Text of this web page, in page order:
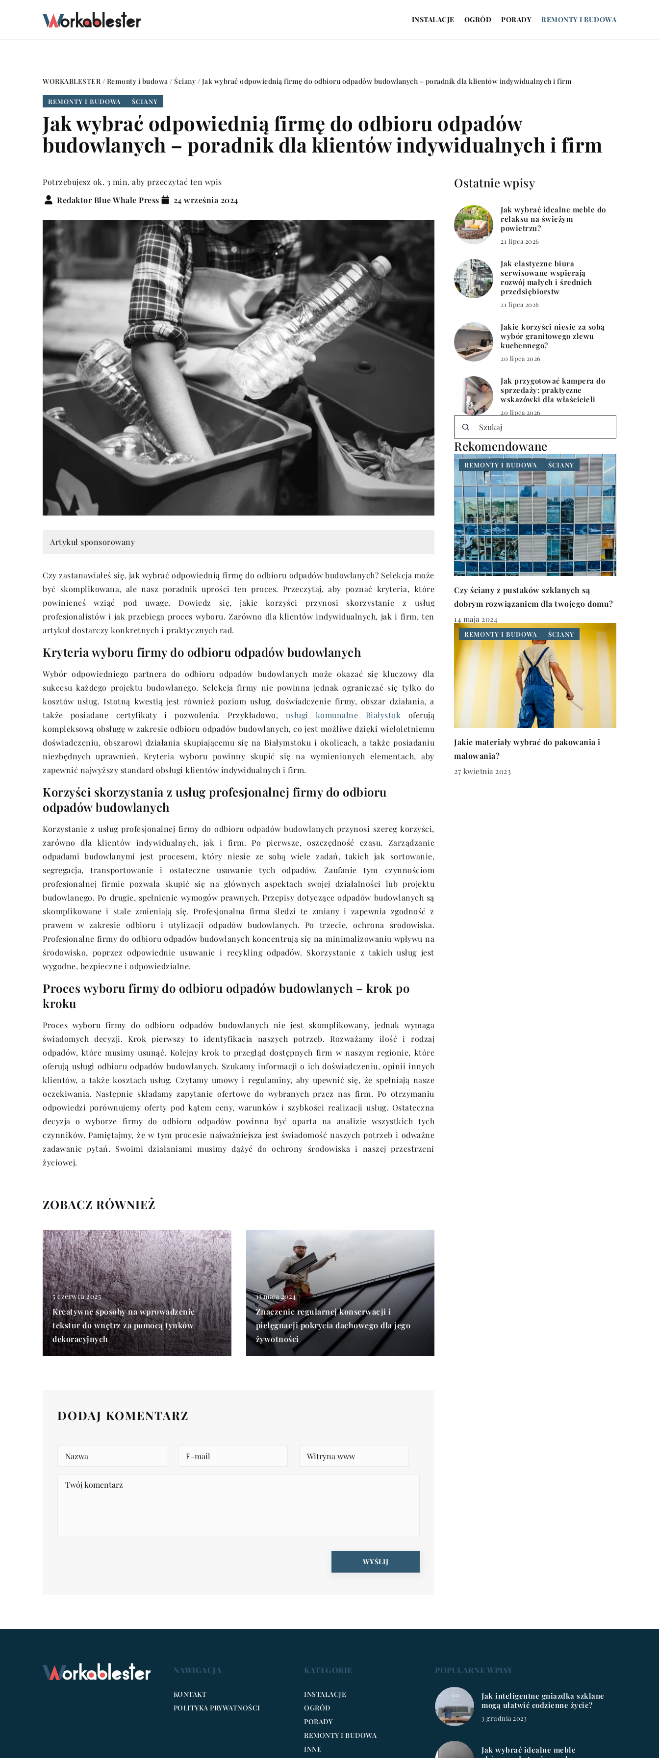
INSTALACJE OGRÓD PORADY REMONTY I BUDOWA
WORKABLESTER/ Remonty i budowa / Ściany / Jak wybrać odpowiednią firmę do odbioru odpadów budowlanych – poradnik dla klientów indywidualnych i firm
REMONTY I BUDOWA ŚCIANY
Jak wybrać odpowiednią firmę do odbioru odpadów
budowlanych – poradnik dla klientów indywidualnych i firm
Potrzebujesz ok. 3 min. aby przeczytać ten wpis
Redaktor Blue Whale Press
24 września 2024
Artykuł sponsorowany
Czy zastanawiałeś się, jak wybrać odpowiednią firmę do odbioru odpadów budowlanych? Selekcja może
być skomplikowana, ale nasz poradnik uprości ten proces. Przeczytaj, aby poznać kryteria, które
powinieneś wziąć pod uwagę. Dowiedz się, jakie korzyści przynosi skorzystanie z usług
profesjonalistów i jak przebiega proces wyboru. Zarówno dla klientów indywidualnych, jak i firm, ten
artykuł dostarczy konkretnych i praktycznych rad.
Kryteria wyboru firmy do odbioru odpadów budowlanych
Wybór odpowiedniego partnera do odbioru odpadów budowlanych może okazać się kluczowy dla
sukcesu każdego projektu budowlanego. Selekcja firmy nie powinna jednak ograniczać się tylko do
kosztów usług. Istotną kwestią jest również poziom usług, doświadczenie firmy, obszar działania, a
także posiadane certyfikaty i pozwolenia. Przykładowo, usługi komunalne Białystok oferują
kompleksową obsługę w zakresie odbioru odpadów budowlanych, co jest możliwe dzięki wieloletniemu
doświadczeniu, obszarowi działania skupiającemu się na Białymstoku i okolicach, a także posiadaniu
niezbędnych uprawnień. Kryteria wyboru powinny skupić się na wymienionych elementach, aby
zapewnić najwyższy standard obsługi klientów indywidualnych i firm.
Korzyści skorzystania z usług profesjonalnej firmy do odbioru
odpadów budowlanych
Korzystanie z usług profesjonalnej firmy do odbioru odpadów budowlanych przynosi szereg korzyści,
zarówno dla klientów indywidualnych, jak i firm. Po pierwsze, oszczędność czasu. Zarządzanie
odpadami budowlanymi jest procesem, który niesie ze sobą wiele zadań, takich jak sortowanie,
segregacja, transportowanie i ostateczne usuwanie tych odpadów. Zaufanie tym czynnościom
profesjonalnej firmie pozwala skupić się na głównych aspektach swojej działalności lub projektu
budowlanego. Po drugie, spełnienie wymogów prawnych. Przepisy dotyczące odpadów budowlanych są
skomplikowane i stale zmieniają się. Profesjonalna firma śledzi te zmiany i zapewnia zgodność z
prawem w zakresie odbioru i utylizacji odpadów budowlanych. Po trzecie, ochrona środowiska.
Profesjonalne firmy do odbioru odpadów budowlanych koncentrują się na minimalizowaniu wpływu na
środowisko, poprzez odpowiednie usuwanie i recykling odpadów. Skorzystanie z takich usług jest
wygodne, bezpieczne i odpowiedzialne.
Proces wyboru firmy do odbioru odpadów budowlanych – krok po
kroku
Proces wyboru firmy do odbioru odpadów budowlanych nie jest skomplikowany, jednak wymaga
świadomych decyzji. Krok pierwszy to identyfikacja naszych potrzeb. Rozważamy ilość i rodzaj
odpadów, które musimy usunąć. Kolejny krok to przegląd dostępnych firm w naszym regionie, które
oferują usługi odbioru odpadów budowlanych. Szukamy informacji o ich doświadczeniu, opinii innych
klientów, a także kosztach usług. Czytamy umowy i regulaminy, aby upewnić się, że spełniają nasze
oczekiwania. Następnie składamy zapytanie ofertowe do wybranych przez nas firm. Po otrzymaniu
odpowiedzi porównujemy oferty pod kątem ceny, warunków i szybkości realizacji usług. Ostateczna
decyzja o wyborze firmy do odbioru odpadów powinna być oparta na analizie wszystkich tych
czynników. Pamiętajmy, że w tym procesie najważniejsza jest świadomość naszych potrzeb i odważne
zadawanie pytań. Swoimi działaniami musimy dążyć do ochrony środowiska i naszej przestrzeni
życiowej.
ZOBACZ RÓWNIEŻ
5 czerwca 2025
Kreatywne sposoby na wprowadzenie
tekstur do wnętrz za pomocą tynków
dekoracyjnych
13 maja 2024
Znaczenie regularnej konserwacji i
pielęgnacji pokrycia dachowego dla jego
żywotności
Ostatnie wpisy
Jak wybrać idealne meble do
relaksu na świeżym
powietrzu?
21 lipca 2026
Jak elastyczne biura
serwisowane wspierają
rozwój małych i średnich
przedsiębiorstw
21 lipca 2026
Jakie korzyści niesie za sobą
wybór granitowego zlewu
kuchennego?
20 lipca 2026
Jak przygotować kampera do
sprzedaży: praktyczne
wskazówki dla właścicieli
20 lipca 2026
Rekomendowane
REMONTY I BUDOWA ŚCIANY
Czy ściany z pustaków szklanych są
dobrym rozwiązaniem dla twojego domu?
14 maja 2024
REMONTY I BUDOWA ŚCIANY
Jakie materiały wybrać do pakowania i
malowania?
27 kwietnia 2023
DODAJ KOMENTARZ
NAWIGACJA
KONTAKT
POLITYKA PRYWATNOŚCI
KATEGORIE
INSTALACJE
OGRÓD
PORADY
REMONTY I BUDOWA
INNE
POPULARNE WPISY
Jak inteligentne gniazdka szklane
mogą ułatwić codzienne życie?
3 grudnia 2023
Jak wybrać idealne meble